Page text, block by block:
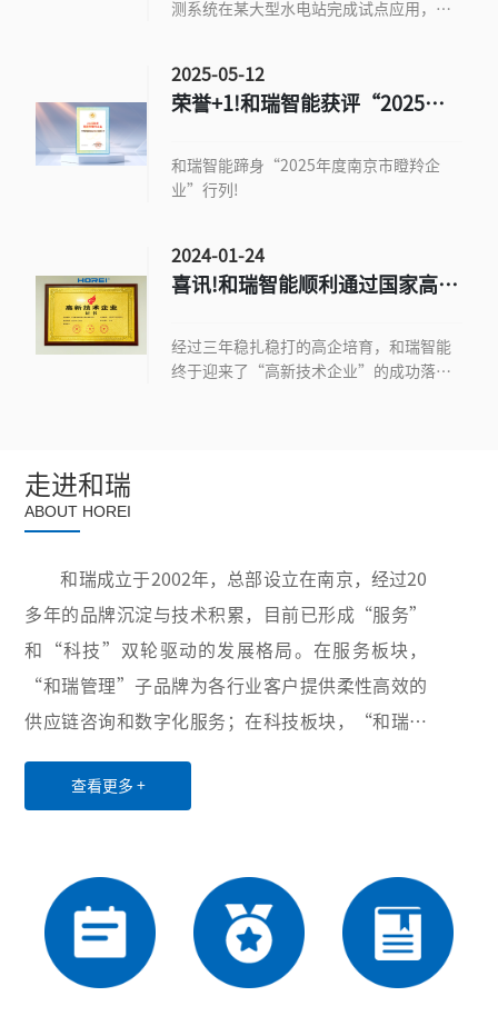
测系统在某大型水电站完成试点应用，为
2025-05-12
荣誉+1!和瑞智能获评“2025年
和瑞智能蹄身“2025年度南京市瞪羚企
业”行列!
2024-01-24
喜讯!和瑞智能顺利通过国家高新
经过三年稳扎稳打的高企培育，和瑞智能
终于迎来了“高新技术企业”的成功落
走进和瑞
ABOUT HOREI
和瑞成立于2002年，总部设立在南京，经过20
多年的品牌沉淀与技术积累，目前已形成“服务”
和“科技”双轮驱动的发展格局。在服务板块，
“和瑞管理”子品牌为各行业客户提供柔性高效的
供应链咨询和数字化服务；在科技板块，“和瑞智
业互联网三大领域，致力于为世界各地用户提供创
经验以及高效优质的售后服务，公司业务已覆盖全
国20余个省份和直辖市，并与电力、医药、水务、
第三方物流等行业的众多龙头企业建立了长期稳定
查看更多 +